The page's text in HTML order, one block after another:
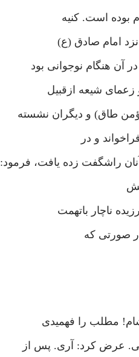
بوده است. کنیه
امام صادق (ع)
هنگام نوجوانی بود
شیعه ازقبیل
طاق) و دیگران نشسته
و در
راشگفت زده یافت، فرمود:
ناچار باتهمت
در صورتی که
مطلب را فهمیدی
عرض کرد: آری. پس از